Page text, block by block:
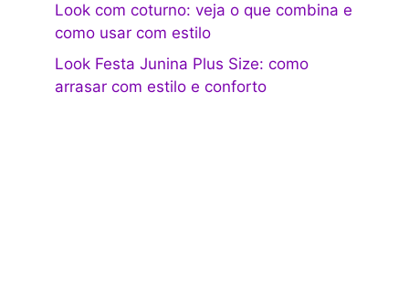
Look com coturno: veja o que combina e
como usar com estilo
Look Festa Junina Plus Size: como
arrasar com estilo e conforto